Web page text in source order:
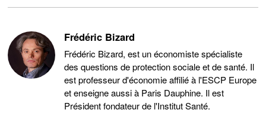
Frédéric Bizard
Frédéric Bizard, est un économiste spécialiste
des questions de protection sociale et de santé. Il
est professeur d'économie affilié à l'ESCP Europe
et enseigne aussi à Paris Dauphine. Il est
Président fondateur de l'Institut Santé.